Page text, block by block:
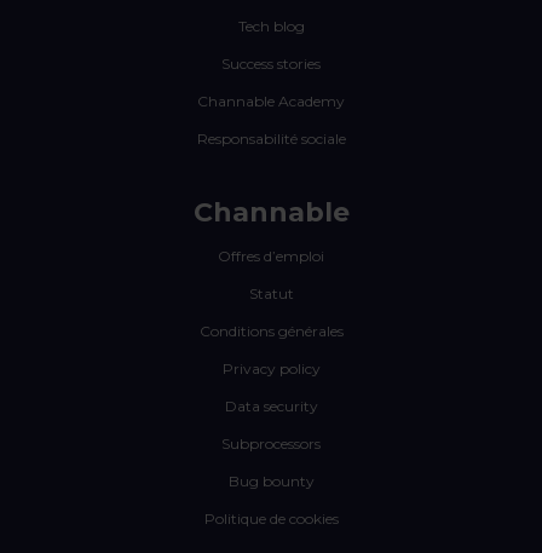
Tech blog
Success stories
Channable Academy
Responsabilité sociale
Channable
Offres d’emploi
Statut
Conditions générales
Privacy policy
Data security
Subprocessors
Bug bounty
Politique de cookies